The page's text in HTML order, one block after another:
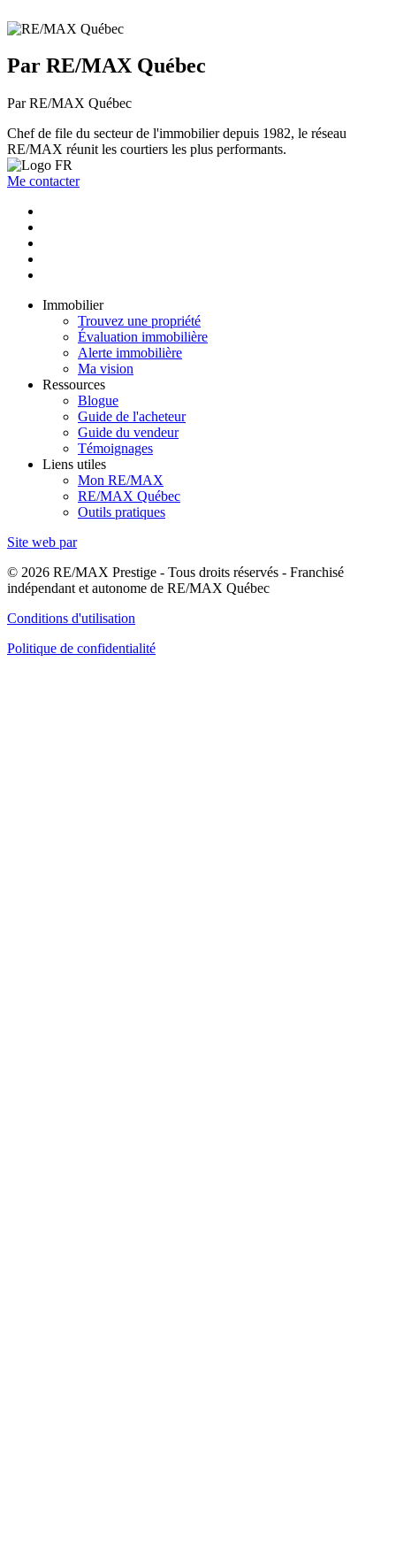
Par RE/MAX Québec
Par RE/MAX Québec
Chef de file du secteur de l'immobilier depuis 1982, le réseau
RE/MAX réunit les courtiers les plus performants.
Me contacter
Immobilier
Trouvez une propriété
Évaluation immobilière
Alerte immobilière
Ma vision
Ressources
Blogue
Guide de l'acheteur
Guide du vendeur
Témoignages
Liens utiles
Mon RE/MAX
RE/MAX Québec
Outils pratiques
Site web par
© 2026 RE/MAX Prestige - Tous droits réservés - Franchisé
indépendant et autonome de RE/MAX Québec
Conditions d'utilisation
Politique de confidentialité